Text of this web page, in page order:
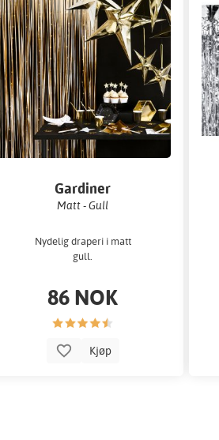
Gardiner
Matt - Gull
Nydelig draperi i matt
gull.
86 NOK
Kjøp